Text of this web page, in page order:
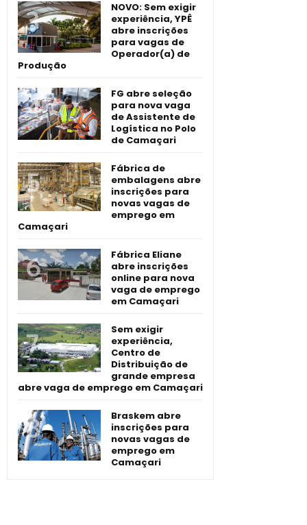
NOVO: Sem exigir
experiência, YPÊ
abre inscrições
para vagas de
Operador(a) de
Produção
FG abre seleção
para nova vaga
de Assistente de
Logística no Polo
de Camaçari
Fábrica de
embalagens abre
inscrições para
novas vagas de
emprego em
Camaçari
Fábrica Eliane
abre inscrições
online para nova
vaga de emprego
em Camaçari
Sem exigir
experiência,
Centro de
Distribuição de
grande empresa
abre vaga de emprego em Camaçari
Braskem abre
inscrições para
novas vagas de
emprego em
Camaçari